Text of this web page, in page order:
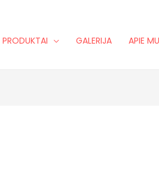
PRODUKTAI GALERIJA APIE